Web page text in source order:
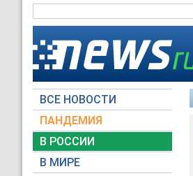
ВСЕ НОВОСТИ
ПАНДЕМИЯ
В РОССИИ
В МИРЕ